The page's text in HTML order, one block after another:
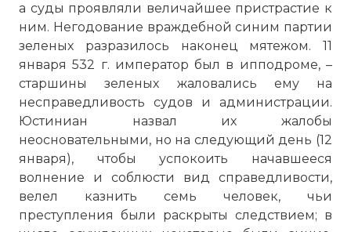
а суды проявляли величайшее пристрастие к
ним. Негодование враждебной синим партии
зеленых разразилось наконец мятежом. 11
января 532 г. император был в ипподроме, –
старшины зеленых жаловались ему на
несправедливость судов и администрации.
Юстиниан назвал их жалобы
неосновательными, но на следующий день (12
января), чтобы успокоить начавшееся
волнение и соблюсти вид справедливости,
велел казнить семь человек, чьи
преступления были раскрыты следствием; в